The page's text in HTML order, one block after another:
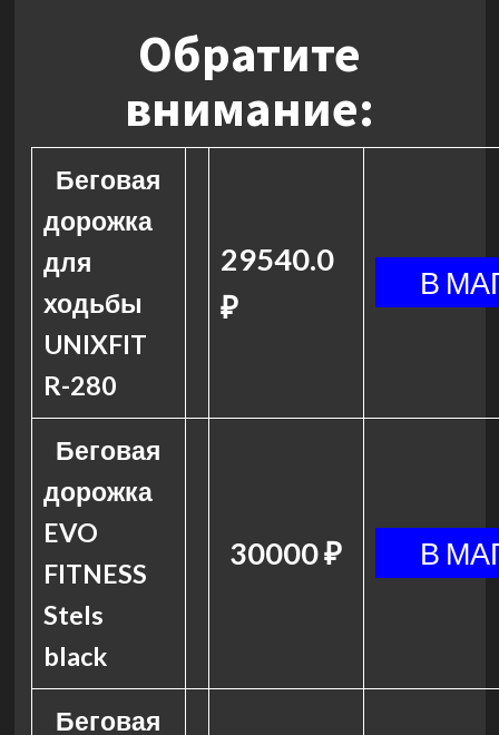
Обратите
внимание:
Беговая
дорожка
для
ходьбы
UNIXFIT
R-280
29540.0
₽
Беговая
дорожка
EVO
FITNESS
Stels
black
30000 ₽
Беговая